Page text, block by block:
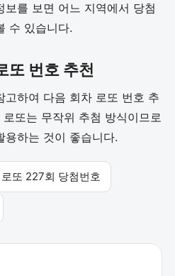
보를 보면 어느 지역에서 당첨
수 있습니다.
또 번호 추천
고하여 다음 회차 로또 번호 추
또는 무작위 추첨 방식이므로
용하는 것이 좋습니다.
로또 227회 당첨번호